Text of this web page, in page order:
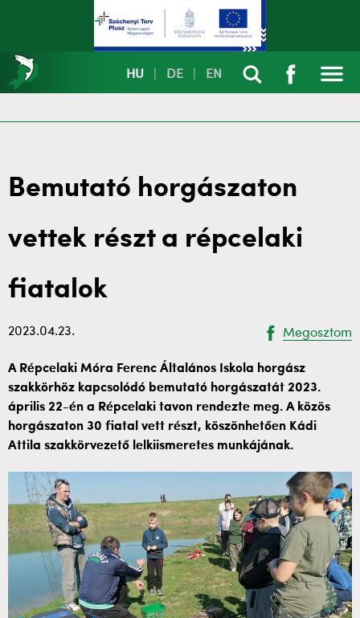
HU DE EN
Bemutató horgászaton
vettek részt a répcelaki
fiatalok
2023.04.23. Megosztom
A Répcelaki Móra Ferenc Általános Iskola horgász
szakkörhöz kapcsolódó bemutató horgászatát 2023.
április 22-én a Répcelaki tavon rendezte meg. A közös
horgászaton 30 fiatal vett részt, köszönhetően Kádi
Attila szakkörvezető lelkiismeretes munkájának.